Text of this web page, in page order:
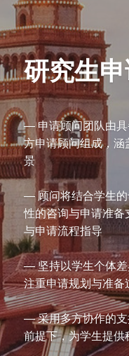
研究生
— 申请顾问团队由具
方申请顾问组成，涵
景
— 顾问将结合学生的
性的咨询与申请准备
与申请流程指导
— 坚持以学生个体差
注重申请规划与准备
— 采用多方协作的支
前提下，为学生提供